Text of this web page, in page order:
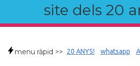
site dels 20
menu ràpid >> 20 ANYS! whatsapp